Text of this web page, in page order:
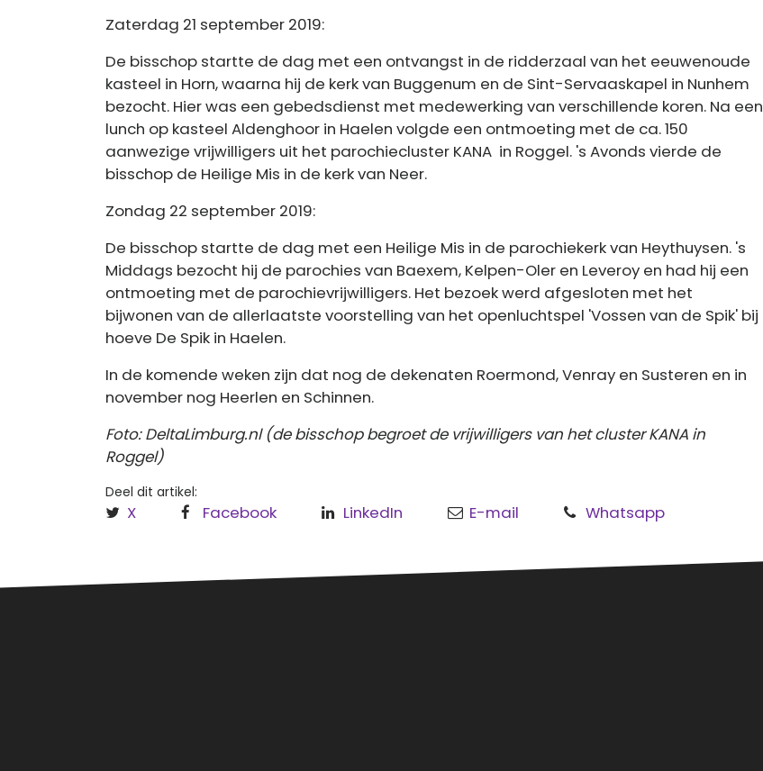
Zaterdag 21 september 2019:
De bisschop startte de dag met een ontvangst in de ridderzaal van het eeuwenoude
kasteel in Horn, waarna hij de kerk van Buggenum en de Sint-Servaaskapel in Nunhem
bezocht. Hier was een gebedsdienst met medewerking van verschillende koren. Na een
lunch op kasteel Aldenghoor in Haelen volgde een ontmoeting met de ca. 150
aanwezige vrijwilligers uit het parochiecluster KANA in Roggel. 's Avonds vierde de
bisschop de Heilige Mis in de kerk van Neer.
Zondag 22 september 2019:
De bisschop startte de dag met een Heilige Mis in de parochiekerk van Heythuysen. 's
Middags bezocht hij de parochies van Baexem, Kelpen-Oler en Leveroy en had hij een
ontmoeting met de parochievrijwilligers. Het bezoek werd afgesloten met het
bijwonen van de allerlaatste voorstelling van het openluchtspel 'Vossen van de Spik' bij
hoeve De Spik in Haelen.
In de komende weken zijn dat nog de dekenaten Roermond, Venray en Susteren en in
november nog Heerlen en Schinnen.
Foto: DeltaLimburg.nl (de bisschop begroet de vrijwilligers van het cluster KANA in
Roggel)
Deel dit artikel:
X Facebook LinkedIn E-mail Whatsapp